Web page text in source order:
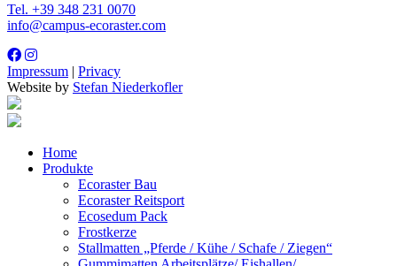
Tel. +39 348 231 0070
info@campus-ecoraster.com
Impressum | Privacy
Website by Stefan Niederkofler
Home
Produkte
Ecoraster Bau
Ecoraster Reitsport
Ecosedum Pack
Frostkerze
Stallmatten „Pferde / Kühe / Schafe / Ziegen“